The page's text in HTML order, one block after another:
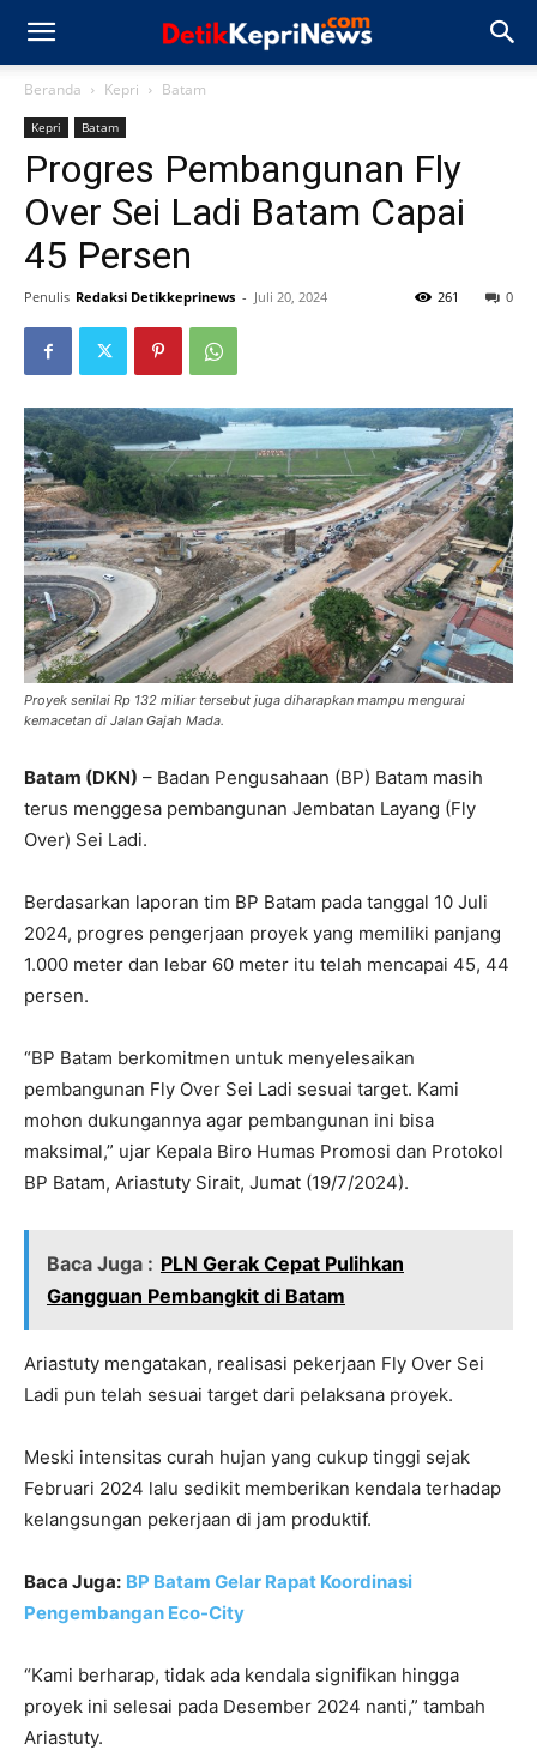
Beranda Kepri Batam
Kepri Batam
Progres Pembangunan Fly
Over Sei Ladi Batam Capai
45 Persen
Penulis Redaksi Detikkeprinews - Juli 20, 2024 0
261
Proyek senilai Rp 132 miliar tersebut juga diharapkan mampu mengurai
kemacetan di Jalan Gajah Mada.
Batam (DKN) – Badan Pengusahaan (BP) Batam masih
terus menggesa pembangunan Jembatan Layang (Fly
Over) Sei Ladi.
Berdasarkan laporan tim BP Batam pada tanggal 10 Juli
2024, progres pengerjaan proyek yang memiliki panjang
1.000 meter dan lebar 60 meter itu telah mencapai 45, 44
persen.
“BP Batam berkomitmen untuk menyelesaikan
pembangunan Fly Over Sei Ladi sesuai target. Kami
mohon dukungannya agar pembangunan ini bisa
maksimal,” ujar Kepala Biro Humas Promosi dan Protokol
BP Batam, Ariastuty Sirait, Jumat (19/7/2024).
Baca Juga : PLN Gerak Cepat Pulihkan
Gangguan Pembangkit di Batam
Ariastuty mengatakan, realisasi pekerjaan Fly Over Sei
Ladi pun telah sesuai target dari pelaksana proyek.
Meski intensitas curah hujan yang cukup tinggi sejak
Februari 2024 lalu sedikit memberikan kendala terhadap
kelangsungan pekerjaan di jam produktif.
Baca Juga: BP Batam Gelar Rapat Koordinasi
Pengembangan Eco-City
“Kami berharap, tidak ada kendala signifikan hingga
proyek ini selesai pada Desember 2024 nanti,” tambah
Ariastuty.